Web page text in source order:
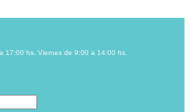
17:00 hs. Viernes de 9:00 a 14:00 hs.